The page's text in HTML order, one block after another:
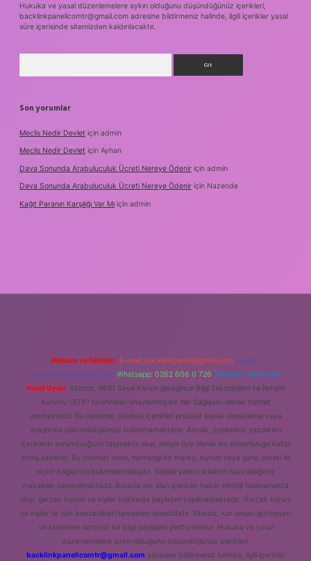
Hukuka ve yasal düzenlemelere aykırı olduğunu düşündüğünüz içerikleri,
backlinkpanelicomtr@gmail.com adresine bildirmeniz halinde, ilgili içerikler yasal
süre içerisinde sitemizden kaldırılacaktır.
Son yorumlar
Meclis Nedir Devlet için admin
Meclis Nedir Devlet için Ayhan
Dava Sonunda Arabuluculuk Ücreti Nereye Ödenir için admin
Dava Sonunda Arabuluculuk Ücreti Nereye Ödenir için Nazende
Kağıt Paranın Karşılığı Var Mı için admin
Reklam ve İletişim: E-mail: backlinkpaneli@gmail.com Teams:
forumhizmeti@gmail.com Whatsapp: 0262 606 0 726 Telegram: @karabul
Yasal Uyarı: Sitemiz, 5651 Sayılı Kanun gereğince Bilgi Teknolojileri ve İletişim
Kurumu (BTK) tarafından onaylanmış bir Yer Sağlayıcı olarak hizmet
vermektedir. Bu nedenle, sitedeki içerikleri proaktif olarak denetleme veya
araştırma yükümlülüğümüz bulunmamaktadır. Ancak, üyelerimiz yazdıkları
içeriklerin sorumluluğunu taşımakta olup, siteye üye olarak bu sorumluluğu kabul
etmiş sayılırlar. Bu internet sitesi, herhangi bir marka, kurum veya şahıs şirketi ile
hiçbir bağlantısı bulunmamaktadır. Sitede yalnızca kendi hazırladığımız
makaleler paylaşılmaktadır. Burada yer alan içerikler haber niteliği taşımamakta
olup, gerçek kurum ve kişiler hakkında paylaşım yapılmamaktadır. Gerçek kurum
ve kişiler ile isim benzerlikleri tamamen tesadüfidir. Sitemiz, kar amacı gütmeyen
ve tamamen ücretsiz bir bilgi paylaşım platformudur. Hukuka ve yasal
düzenlemelere aykırı olduğunu düşündüğünüz içerikleri,
backlinkpanelicomtr@gmail.com adresine bildirmeniz halinde, ilgili içerikler